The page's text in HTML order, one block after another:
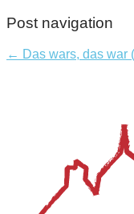
Post navigation
← Das wars, das war